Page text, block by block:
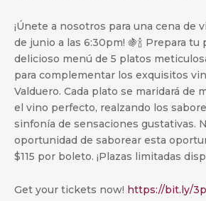
¡Únete a nosotros para una cena de
de junio a las 6:30pm! 🍇🍾 Prepara tu
delicioso menú de 5 platos
para complementar los exquisitos
Valduero. Cada plato se maridará de
el vino perfecto, realzando los
sinfonía de sensaciones gustativas.
oportunidad de saborear esta
$115 por boleto. ¡Plazas limitadas
Get your tickets now! https://bit.ly/